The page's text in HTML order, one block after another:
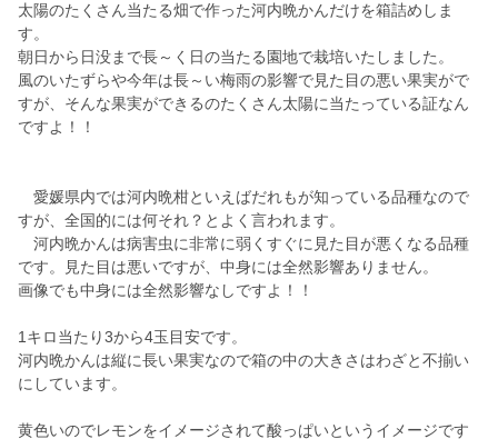
太陽のたくさん当たる畑で作った河内晩かんだけを箱詰めしま
す。
朝日から日没まで長～く日の当たる園地で栽培いたしました。
風のいたずらや今年は長～い梅雨の影響で見た目の悪い果実がで
すが、そんな果実ができるのたくさん太陽に当たっている証なん
ですよ！！
愛媛県内では河内晩柑といえばだれもが知っている品種なので
すが、全国的には何それ？とよく言われます。
河内晩かんは病害虫に非常に弱くすぐに見た目が悪くなる品種
です。見た目は悪いですが、中身には全然影響ありません。
画像でも中身には全然影響なしですよ！！
1キロ当たり3から4玉目安です。
河内晩かんは縦に長い果実なので箱の中の大きさはわざと不揃い
にしています。
黄色いのでレモンをイメージされて酸っぱいというイメージです